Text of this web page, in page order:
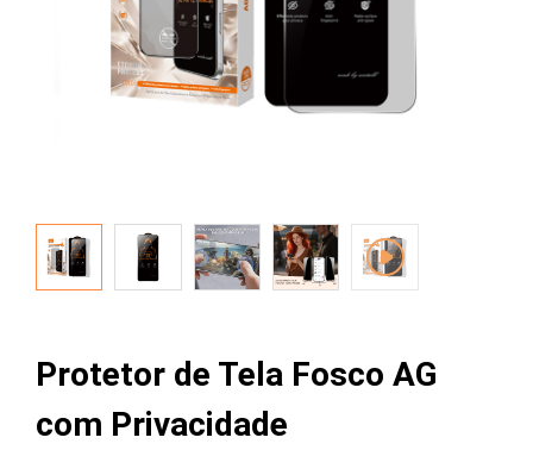
Protetor de Tela Fosco AG
com Privacidade